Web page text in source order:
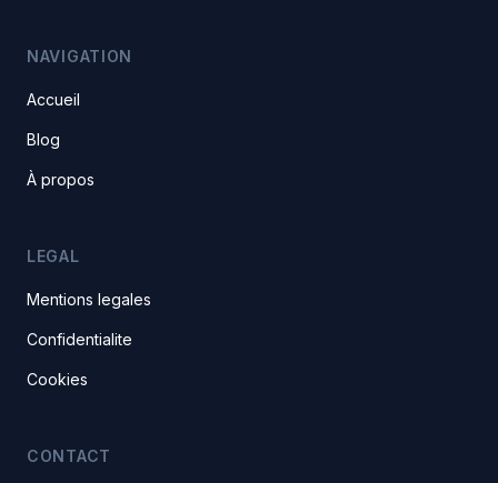
NAVIGATION
Accueil
Blog
À propos
LEGAL
Mentions legales
Confidentialite
Cookies
CONTACT